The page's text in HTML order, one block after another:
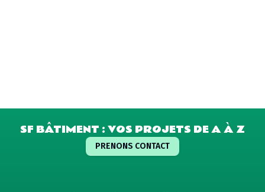
SF BÂTIMENT : VOS PROJETS DE A À Z
PRENONS CONTACT